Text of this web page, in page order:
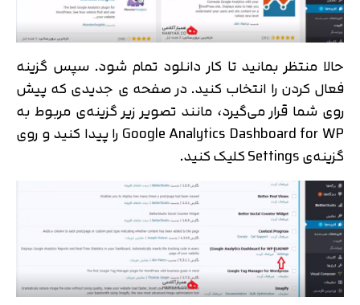
حالا منتظر بمانید تا کار دانلود تمام شود. سپس گزینه
فعال کردن را انتخاب کنید. در صفحه ی جدیدی که پیش
روی شما قرار می‌گیرد، مانند تصویر زیر گزینه‌ی مربوط به
Google Analytics Dashboard for WP را پیدا کنید و روی
گزینه‌ی Settings کلیک کنید.